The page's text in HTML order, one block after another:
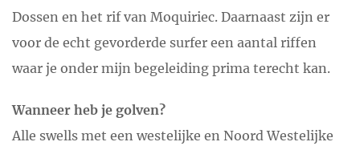
Dossen en het rif van Moquiriec. Daarnaast zijn er
voor de echt gevorderde surfer een aantal riffen
waar je onder mijn begeleiding prima terecht kan.
Wanneer heb je golven?
Alle swells met een westelijke en Noord Westelijke